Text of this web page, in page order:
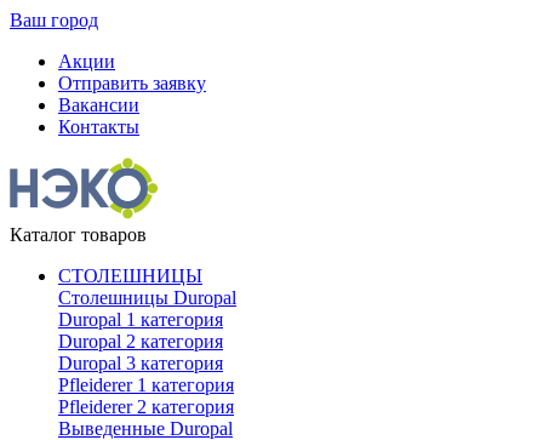
Ваш город
Акции
Отправить заявку
Вакансии
Контакты
Каталог товаров
СТОЛЕШНИЦЫ
Столешницы Duropal
Duropal 1 категория
Duropal 2 категория
Duropal 3 категория
Pfleiderer 1 категория
Pfleiderer 2 категория
Выведенные Duropal